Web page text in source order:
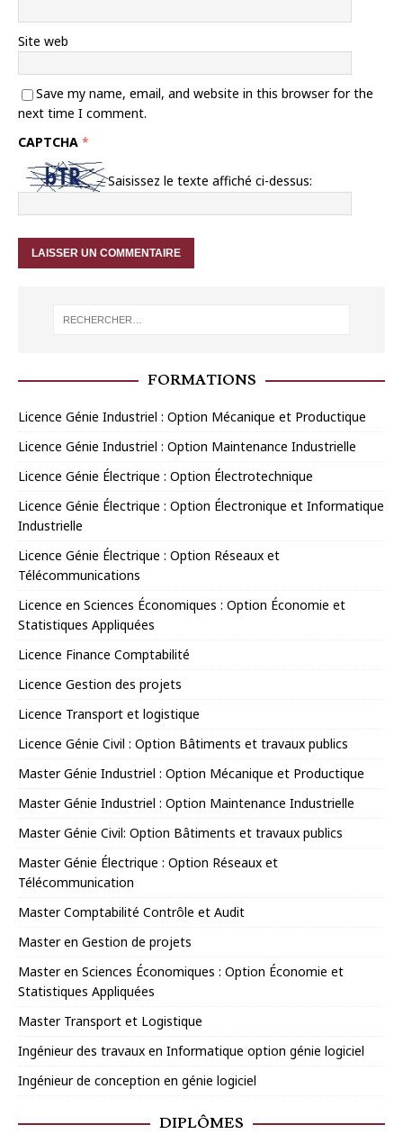
Site web
Save my name, email, and website in this browser for the
next time I comment.
CAPTCHA *
Saisissez le texte affiché ci-dessus:
FORMATIONS
Licence Génie Industriel : Option Mécanique et Productique
Licence Génie Industriel : Option Maintenance Industrielle
Licence Génie Électrique : Option Électrotechnique
Licence Génie Électrique : Option Électronique et Informatique
Industrielle
Licence Génie Électrique : Option Réseaux et
Télécommunications
Licence en Sciences Économiques : Option Économie et
Statistiques Appliquées
Licence Finance Comptabilité
Licence Gestion des projets
Licence Transport et logistique
Licence Génie Civil : Option Bâtiments et travaux publics
Master Génie Industriel : Option Mécanique et Productique
Master Génie Industriel : Option Maintenance Industrielle
Master Génie Civil: Option Bâtiments et travaux publics
Master Génie Électrique : Option Réseaux et
Télécommunication
Master Comptabilité Contrôle et Audit
Master en Gestion de projets
Master en Sciences Économiques : Option Économie et
Statistiques Appliquées
Master Transport et Logistique
Ingénieur des travaux en Informatique option génie logiciel
Ingénieur de conception en génie logiciel
DIPLÔMES